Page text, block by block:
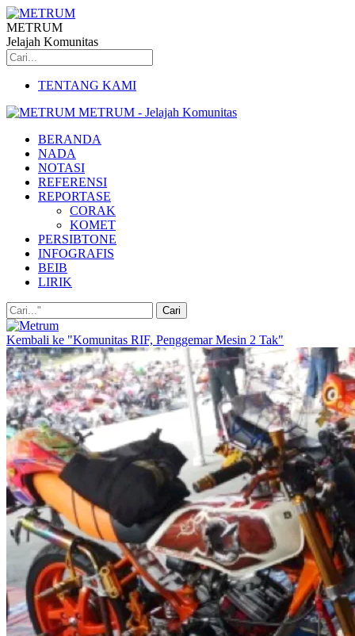
METRUM
Jelajah Komunitas
TENTANG KAMI
METRUM - Jelajah Komunitas
BERANDA
NADA
NOTASI
REFERENSI
REPORTASE
CORAK
KOMET
PERSIBTONE
INFOGRAFIS
BEIB
LIRIK
Kembali ke "Komunitas RIF, Penggemar Mesin 2 Tak"